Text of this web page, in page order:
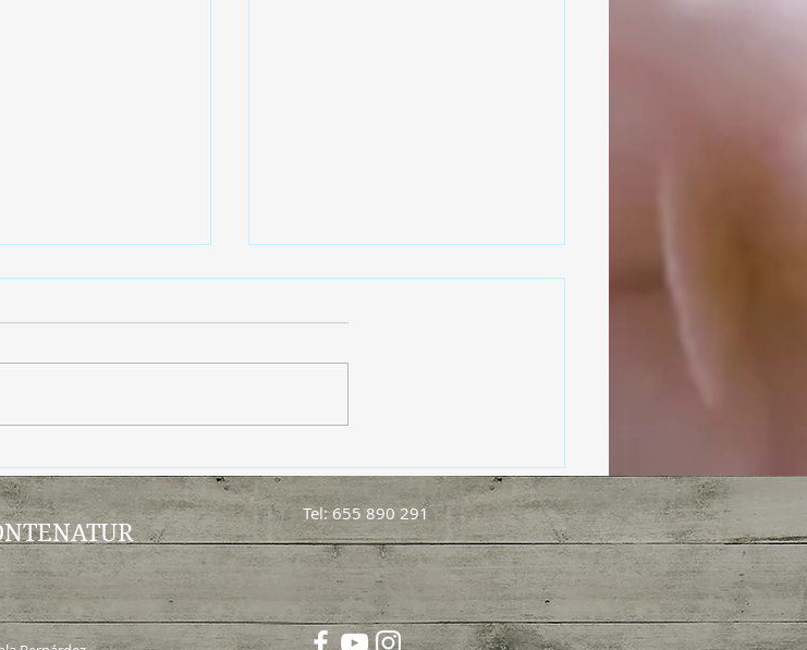
bienestar
Tel: 655 890 291